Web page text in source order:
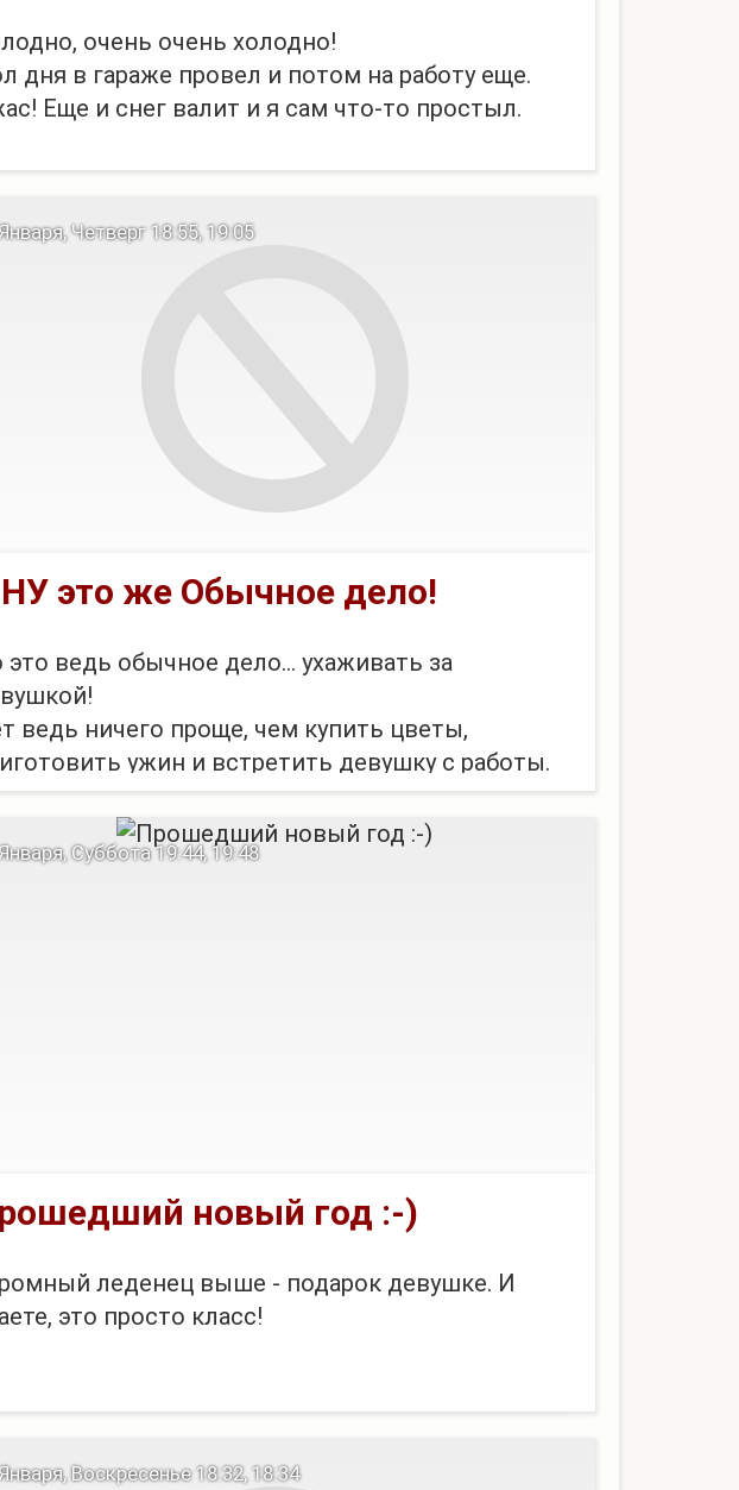
очень очень холодно!
дня в гараже провел и потом на работу еще.
Еще и снег валит и я сам что-то простыл.
НУ это же Обычное дело!
это ведь обычное дело... ухаживать за
ведь ничего проще, чем купить цветы,
ужин и встретить девушку с работы.
ничего страшного чтобы быть романтичным и
красивые сюрпризы!
ничего прекраснее, чем угадывать ее желания
Четверг 18:55, 19:05
новый год :-)
леденец выше - подарок девушке. И
это просто класс!
Суббота 19:44, 19:48
Воскресенье 18:32, 18:34